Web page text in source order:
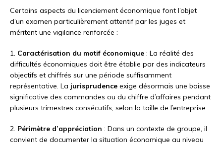
Certains aspects du licenciement économique font l’objet
d’un examen particulièrement attentif par les juges et
méritent une vigilance renforcée :
1. Caractérisation du motif économique : La réalité des
difficultés économiques doit être établie par des indicateurs
objectifs et chiffrés sur une période suffisamment
représentative. La jurisprudence exige désormais une baisse
significative des commandes ou du chiffre d’affaires pendant
plusieurs trimestres consécutifs, selon la taille de l’entreprise.
2. Périmètre d’appréciation : Dans un contexte de groupe, il
convient de documenter la situation économique au niveau